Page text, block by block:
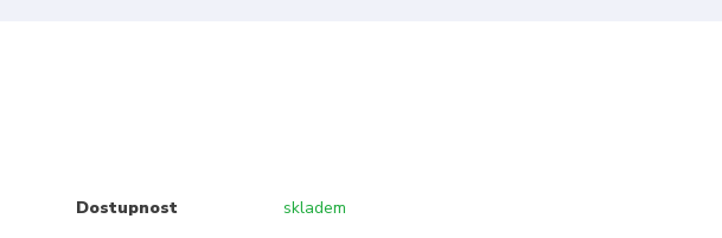
Dostupnost skladem